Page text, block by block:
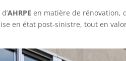
AHRPE en matière de rénovation,
en état post-sinistre, tout en